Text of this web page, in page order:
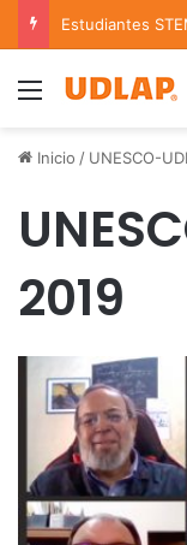
Menu
Inicio / UNESCO-
2019